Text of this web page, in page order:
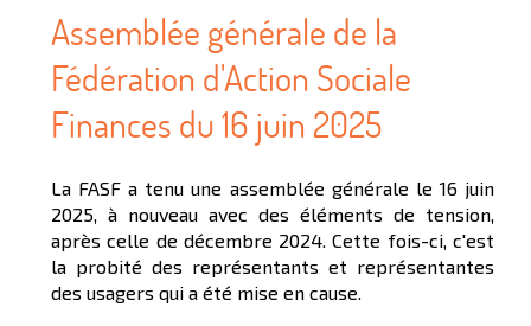
Assemblée générale de la
Fédération d'Action Sociale
Finances du 16 juin 2025
La FASF a tenu une assemblée générale le 16 juin
2025, à nouveau avec des éléments de tension,
après celle de décembre 2024. Cette fois-ci, c'est
la probité des représentants et représentantes
des usagers qui a été mise en cause.